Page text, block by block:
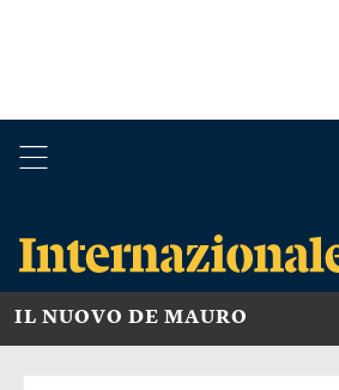
IL NUOVO DE MAURO